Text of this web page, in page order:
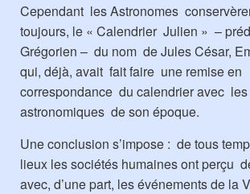
Cependant les Astronomes
toujours, le « Calendrier Julien » –
Grégorien – du nom de Jules César,
qui, déjà, avait fait faire une remise en
correspondance du calendrier avec
astronomiques de son époque.
Une conclusion s’impose : de tous
lieux les sociétés humaines ont perçu
avec, d’une part, les événements de la